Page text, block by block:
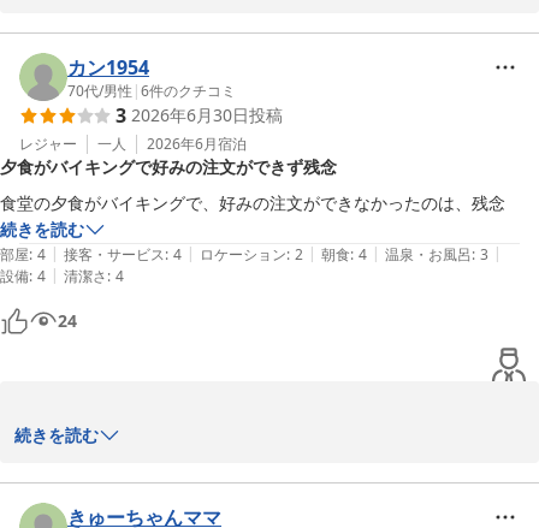
員一同、皆様のお越しを心よりお待ち申し上げております。
ホテルルートイン弘前城東
フロントクラーク糸長
ホテルルートイン弘前城東
2026-05-18
また、口コミへもご投稿いただきました事、重ねてお礼申し上げま
す。
ホテルルートイン弘前城東は、国道号線沿いに位置している為、お
車で来館される方が大変多いことから敷地内には乗用車用駐車場を
備えており、
無料でご利用いただけます。
ご満足いただけたようで何よりでございます。
今後も安心してお過ごしいただけるホテルづくりに努めてまいりま
す。
またのご利用をスタッフ一同心よりお待ちしております。
カン1954
70代/男性 |6件のクチコミ
3 2026年6月30日投稿
レジャー 一人 2026年6月宿泊
夕食がバイキングで好みの注文ができず残念
食堂の夕食がバイキングで、好みの注文ができなかったのは、残念
続きを読む
部屋: 4 | 接客・サービス: 4 | ロケーション: 2 | 朝食: 4 | 温泉・お風呂: 3 |
設備: 4 | 清潔さ: 4
24
とうございます。
また口コミへのご投稿もいただき重ねてお礼申し上げます。
続きを読む
きゅーちゃんママ